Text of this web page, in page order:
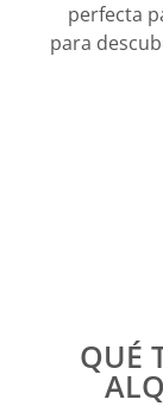
perfecta
para
QUÉ